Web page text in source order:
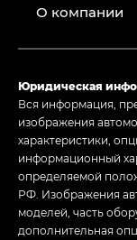
О компании
Юридическая
Вся информация,
изображения
характеристики,
информационный
определяемой
РФ. Изображения
моделей, часть
дополнительная